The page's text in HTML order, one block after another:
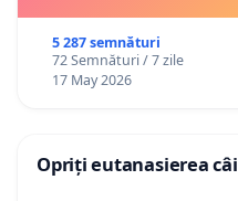
5 287 semnături
72 Semnături / 7 zile
17 May 2026
Opriți eutanasierea